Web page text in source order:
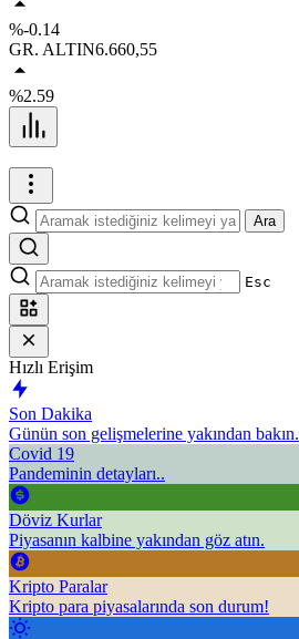
%-0.14
GR. ALTIN6.660,55
%2.59
Ara
Esc
Hızlı Erişim
Son Dakika
Günün son gelişmelerine yakından bakın.
Covid 19
Pandeminin detayları..
Döviz Kurlar
Piyasanın kalbine yakından göz atın.
Kripto Paralar
Kripto para piyasalarında son durum!